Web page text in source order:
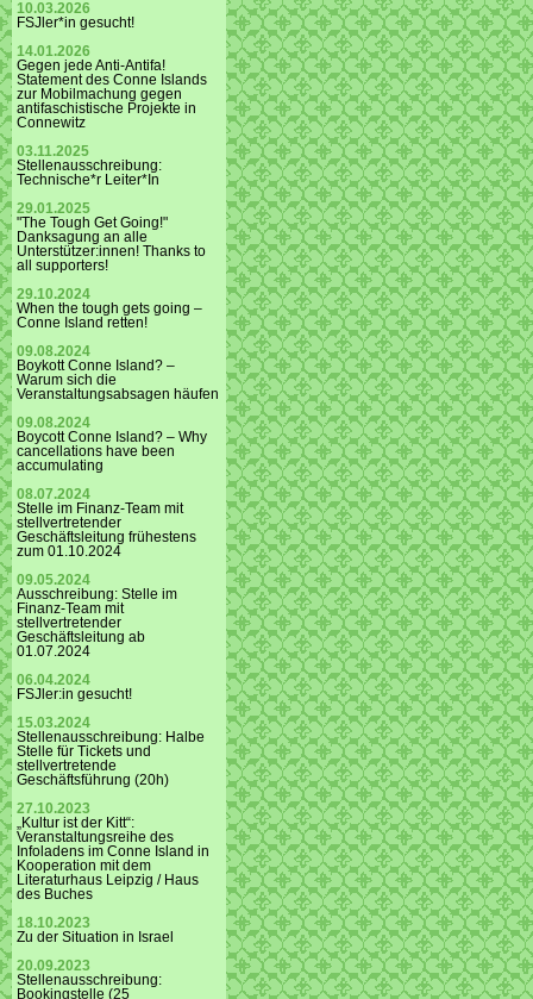
10.03.2026
FSJler*in gesucht!
14.01.2026
Gegen jede Anti-Antifa!
Statement des Conne Islands
zur Mobilmachung gegen
antifaschistische Projekte in
Connewitz
03.11.2025
Stellenausschreibung:
Technische*r Leiter*In
29.01.2025
"The Tough Get Going!"
Danksagung an alle
Unterstützer:innen! Thanks to
all supporters!
29.10.2024
When the tough gets going –
Conne Island retten!
09.08.2024
Boykott Conne Island? –
Warum sich die
Veranstaltungsabsagen häufen
09.08.2024
Boycott Conne Island? – Why
cancellations have been
accumulating
08.07.2024
Stelle im Finanz-Team mit
stellvertretender
Geschäftsleitung frühestens
zum 01.10.2024
09.05.2024
Ausschreibung: Stelle im
Finanz-Team mit
stellvertretender
Geschäftsleitung ab
01.07.2024
06.04.2024
FSJler:in gesucht!
15.03.2024
Stellenausschreibung: Halbe
Stelle für Tickets und
stellvertretende
Geschäftsführung (20h)
27.10.2023
„Kultur ist der Kitt“:
Veranstaltungsreihe des
Infoladens im Conne Island in
Kooperation mit dem
Literaturhaus Leipzig / Haus
des Buches
18.10.2023
Zu der Situation in Israel
20.09.2023
Stellenausschreibung:
Bookingstelle (25